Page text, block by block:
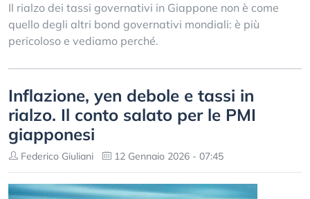
Il rialzo dei tassi governativi in Giappone non è come
quello degli altri bond governativi mondiali: è più
pericoloso e vediamo perché.
Inflazione, yen debole e tassi in
rialzo. Il conto salato per le PMI
giapponesi
Federico Giuliani 12 Gennaio 2026 - 07:45